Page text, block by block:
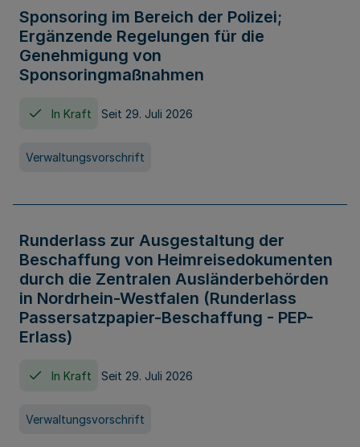
Sponsoring im Bereich der Polizei;
Ergänzende Regelungen für die
Genehmigung von
Sponsoringmaßnahmen
In Kraft Seit 29. Juli 2026
Verwaltungsvorschrift
Runderlass zur Ausgestaltung der
Beschaffung von Heimreisedokumenten
durch die Zentralen Ausländerbehörden
in Nordrhein-Westfalen (Runderlass
Passersatzpapier-Beschaffung - PEP-
Erlass)
In Kraft Seit 29. Juli 2026
Verwaltungsvorschrift